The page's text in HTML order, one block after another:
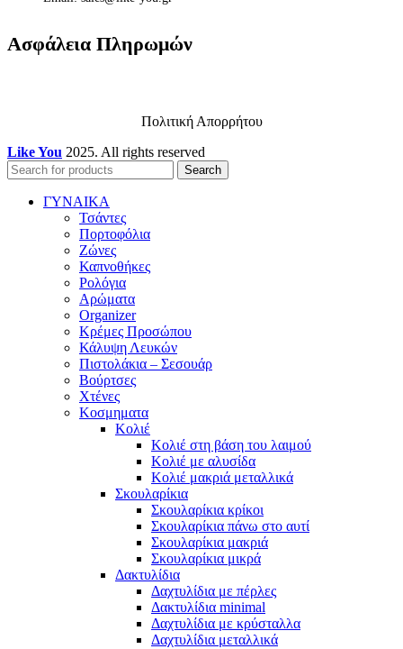
Ασφάλεια Πληρωμών
Πολιτική Απορρήτου
Like You 2025. All rights reserved
Search
ΓΥΝΑΙΚΑ
Τσάντες
Πορτοφόλια
Ζώνες
Καπνοθήκες
Ρολόγια
Αρώματα
Organizer
Κρέμες Προσώπου
Κάλυψη Λευκών
Πιστολάκια – Σεσουάρ
Βούρτσες
Χτένες
Κοσμηματα
Κολιέ
Κολιέ στη βάση του λαιμού
Κολιέ με αλυσίδα
Κολιέ μακριά μεταλλικά
Σκουλαρίκια
Σκουλαρίκια κρίκοι
Σκουλαρίκια πάνω στο αυτί
Σκουλαρίκια μακριά
Σκουλαρίκια μικρά
Δακτυλίδια
Δαχτυλίδια με πέρλες
Δακτυλίδια minimal
Δαχτυλίδια με κρύσταλλα
Δαχτυλίδια μεταλλικά